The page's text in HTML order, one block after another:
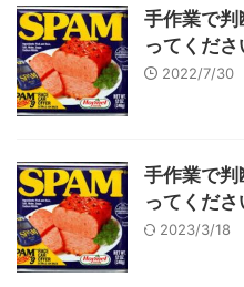
手作業で
ってくださ
2022/7/30
手作業で
ってくだ
2023/3/18